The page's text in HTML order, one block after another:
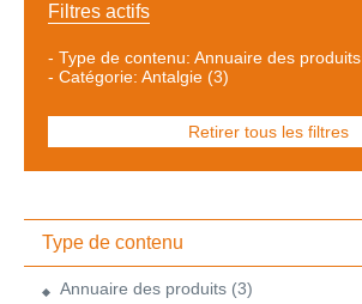
Filtres actifs
- Type de contenu: Annuaire des produits
- Catégorie: Antalgie (3)
Retirer tous les filtres
Type de contenu
Annuaire des produits (3)